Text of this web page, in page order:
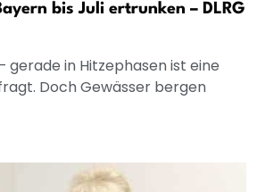
bis Juli ertrunken – DLRG
gerade in Hitzephasen ist eine
Doch Gewässer bergen